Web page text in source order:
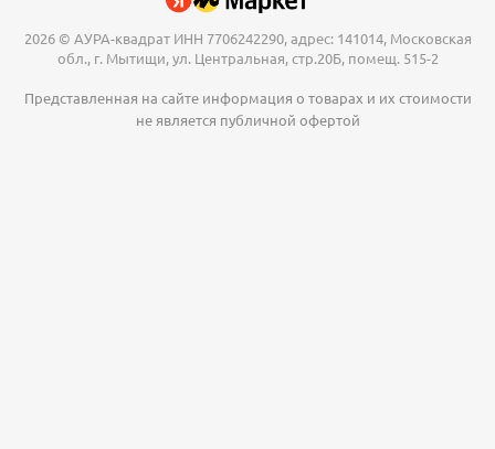
2026 © АУРА-квадрат ИНН 7706242290, адрес: 141014, Московская
обл., г. Мытищи, ул. Центральная, стр.20Б, помещ. 515-2
Представленная на сайте информация о товарах и их стоимости
не является публичной офертой